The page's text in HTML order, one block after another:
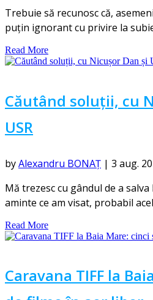
Trebuie să recunosc că,
puțin ignorant cu privire la
Read More
Căutând soluții, cu
USR
byAlexandru BONAȚ | 3 aug.
Mă trezesc cu gândul de a
aminte ce am visat, probabil
Read More
Caravana TIFF la